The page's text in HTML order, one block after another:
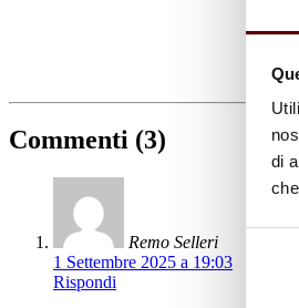
di
Commenti (3)
Remo Selleri
1 Settembre 2025 a 19:03
Rispondi